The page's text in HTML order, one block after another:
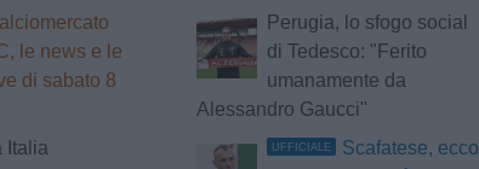
le news e le
di sabato 8
Perugia, lo sfogo social
di Tedesco: "Ferito
umanamente da
Alessandro Gaucci"
Italia
UFFICIALE
Scafatese, ecco